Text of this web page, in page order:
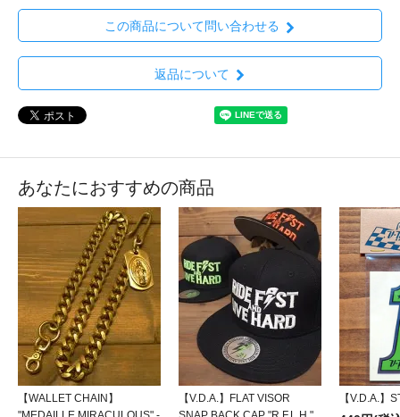
この商品について問い合わせる
返品について
あなたにおすすめの商品
【WALLET CHAIN】
【V.D.A.】FLAT VISOR
【V.D.A.】